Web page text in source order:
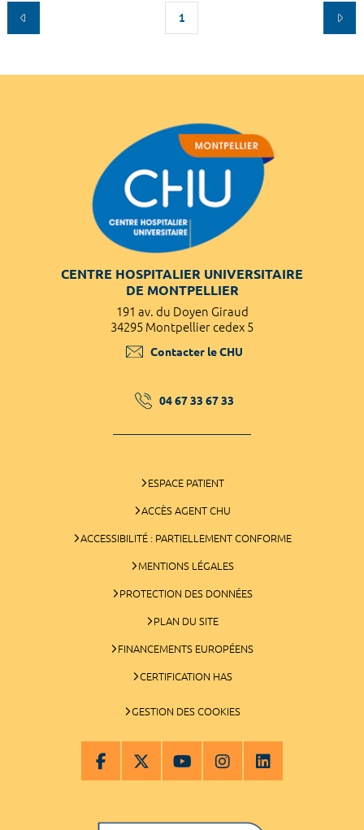
1
CENTRE HOSPITALIER UNIVERSITAIRE
DE MONTPELLIER
191 av. du Doyen Giraud
34295 Montpellier cedex 5
Contacter le CHU
04 67 33 67 33
ESPACE PATIENT
ACCÈS AGENT CHU
ACCESSIBILITÉ : PARTIELLEMENT CONFORME
MENTIONS LÉGALES
PROTECTION DES DONNÉES
PLAN DU SITE
FINANCEMENTS EUROPÉENS
CERTIFICATION HAS
GESTION DES COOKIES